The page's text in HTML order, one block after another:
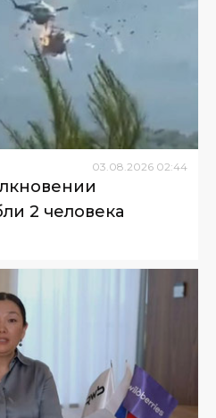
03.08.2026 02:44
2 человека